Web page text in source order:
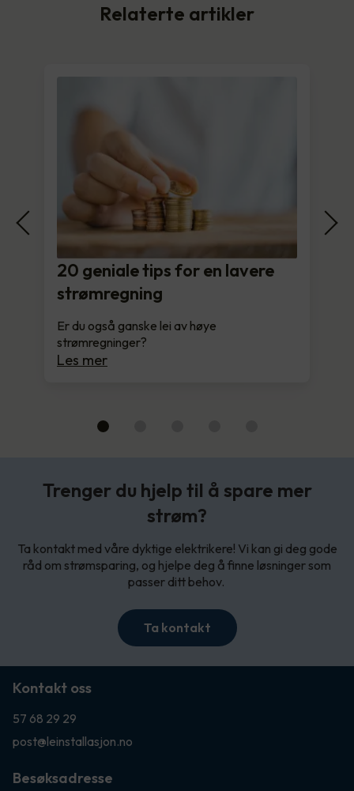
Relaterte artikler
20 geniale tips for en lavere
strømregning
Er du også ganske lei av høye
strømregninger?
Les mer
Trenger du hjelp til å spare mer
strøm?
Ta kontakt med våre dyktige elektrikere! Vi kan gi deg gode
råd om strømsparing, og hjelpe deg å finne løsninger som
passer ditt behov.
Ta kontakt
Kontakt oss
57 68 29 29
post@leinstallasjon.no
Besøksadresse